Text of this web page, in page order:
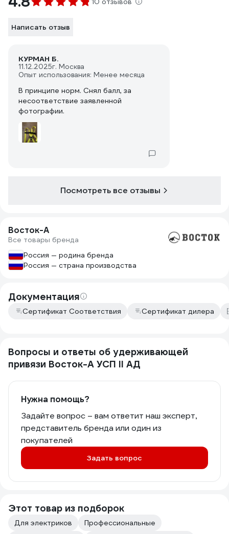
Написать отзыв
КУРМАН Б.
11.12.2025г. Москва
Опыт использования: Менее месяца
В принципе норм. Снял балл, за
несоответствие заявленной
фотографии.
Посмотреть все отзывы
Восток-А
Все товары бренда
Россия — родина бренда
Россия — страна производства
Документация
Сертификат Соответствия Сертификат дилера
Вопросы и ответы об удерживающей
привязи Восток-А УСП II АД
Нужна помощь?
Задайте вопрос – вам ответит наш эксперт,
представитель бренда или один из
покупателей
Задать вопрос
Этот товар из подборок
Для электриков
Профессиональные